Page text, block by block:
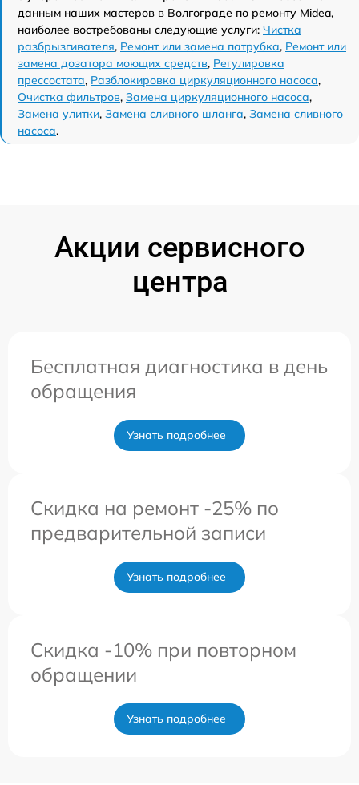
данным наших мастеров в Волгограде по ремонту Midea,
наиболее востребованы следующие услуги: Чистка
разбрызгивателя, Ремонт или замена патрубка, Ремонт или
замена дозатора моющих средств, Регулировка
прессостата, Разблокировка циркуляционного насоса,
Очистка фильтров, Замена циркуляционного насоса,
Замена улитки, Замена сливного шланга, Замена сливного
насоса.
Акции сервисного
центра
Бесплатная диагностика в день
обращения
Узнать подробнее
Скидка на ремонт -25% по
предварительной записи
Узнать подробнее
Скидка -10% при повторном
обращении
Узнать подробнее